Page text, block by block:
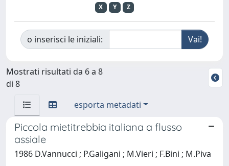
X
Y Z
o inserisci le iniziali:
Mostrati risultati da 6 a 8
di 8
esporta metadati
Piccola mietitrebbia italiana a flusso
assiale
1986 D.Vannucci ; P.Galigani ; M.Vieri ; F.Bini ; M.Piva